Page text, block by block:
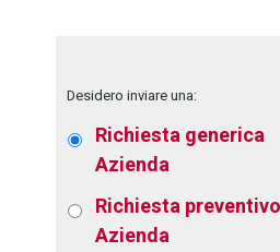
Desidero inviare una:
Richiesta generica
Azienda
Richiesta preventivo
Azienda